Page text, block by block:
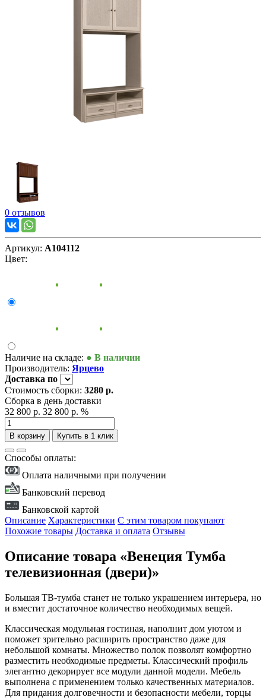
0 отзывов
Артикул: А104112
Цвет:
Наличие на складе: ● В наличии
Производитель: Ярцево
Доставка по
Стоимость сборки: 3280 р.
Сборка в день доставки
32 800 р. 32 800 р. %
В корзину Купить в 1 клик
Способы оплаты:
Оплата наличными при получении
Банковский перевод
Банковской картой
Описание Характеристики С этим товаром покупают
Похожие товары Доставка и оплата Отзывы
Описание товара «Венеция Тумба
телевизионная (двери)»
Большая ТВ-тумба станет не только украшением интерьера, но
и вместит достаточное количество необходимых вещей.
Классическая модульная гостиная, наполнит дом уютом и
поможет зрительно расширить пространство даже для
небольшой комнаты. Множество полок позволят комфортно
разместить необходимые предметы. Классический профиль
элегантно декорирует все модули данной модели. Мебель
выполнена с применением только качественных материалов.
Для придания долговечности и безопасности мебели, торцы